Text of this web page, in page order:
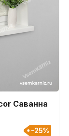
Саванна
-25%